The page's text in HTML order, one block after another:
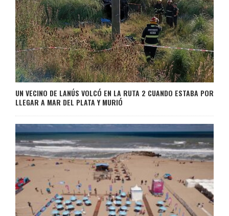
UN VECINO DE LANÚS VOLCÓ EN LA RUTA 2 CUANDO ESTABA POR
LLEGAR A MAR DEL PLATA Y MURIÓ